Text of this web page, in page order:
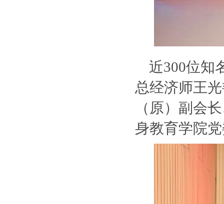
近300位知
总经济师王
（原）副会
身教育学院